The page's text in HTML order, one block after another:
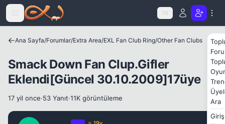
Icerige atla
TR
Ara
Giriş
Ana Sayfa/Forumlar/Extra Area/EXL Fan Club Ring/Other Fan Clubs
Smack Down Fan Clup.Gifler
Eklendi[Güncel 30.10.2009]17üye
17 yil once·53 Yanıt·11K görüntüleme
Kapat